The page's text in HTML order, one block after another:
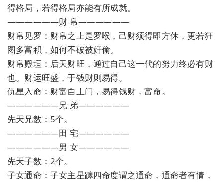
得格局，若得格局亦能有所成就。
——————财 帛——————
财帛见罗：财帛之上是罗喉，己财须得即方休，更若狂
图多富积，如何不破被奸偷。
财帛殿垣：后天财旺，通过自己这一代的努力终必有财
也。财运旺盛，于钱财则易得。
仇星入命：财富自上门，易得钱财，富命。
——————兄 弟——————
先天兄数：5个。
——————田 宅——————
——————男 女——————
先天子数：2个。
子女通命：子女主星躔四命度谓之通命，通命者有情，